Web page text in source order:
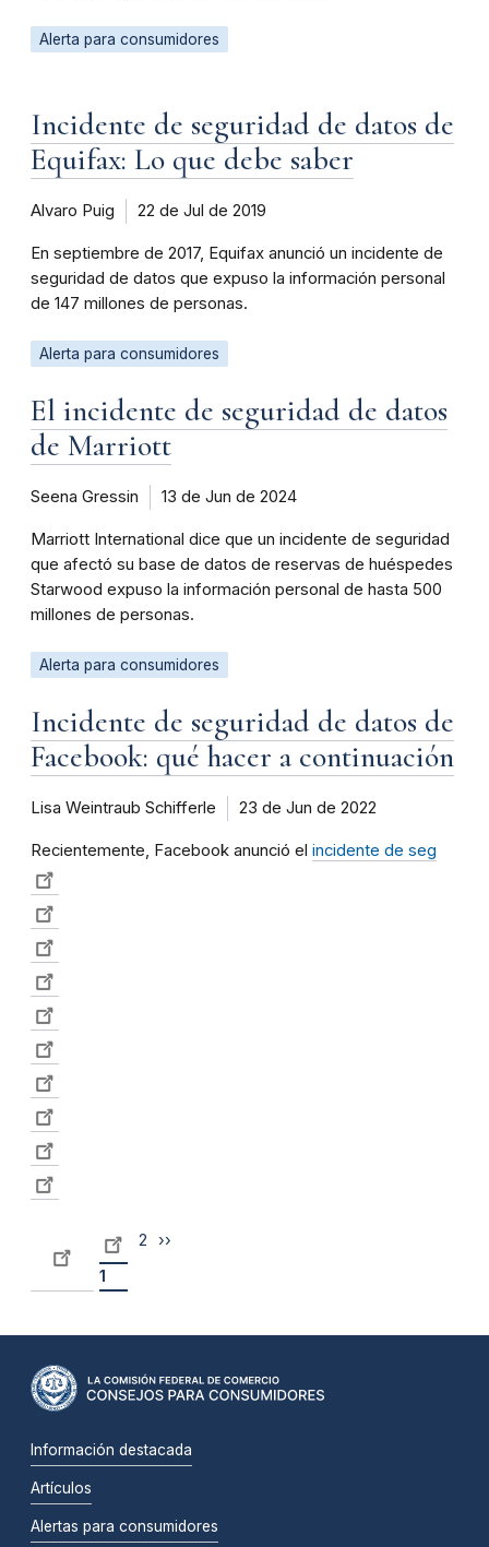
Alerta para consumidores
Incidente de seguridad de datos de
Equifax: Lo que debe saber
Alvaro Puig 22 de Jul de 2019
En septiembre de 2017, Equifax anunció un incidente de
seguridad de datos que expuso la información personal
de 147 millones de personas.
Alerta para consumidores
El incidente de seguridad de datos
de Marriott
Seena Gressin 13 de Jun de 2024
Marriott International dice que un incidente de seguridad
que afectó su base de datos de reservas de huéspedes
Starwood expuso la información personal de hasta 500
millones de personas.
Alerta para consumidores
Incidente de seguridad de datos de
Facebook: qué hacer a continuación
Lisa Weintraub Schifferle 23 de Jun de 2022
Recientemente, Facebook anunció el incidente de seg
1
2 ››
Información destacada
Artículos
Alertas para consumidores